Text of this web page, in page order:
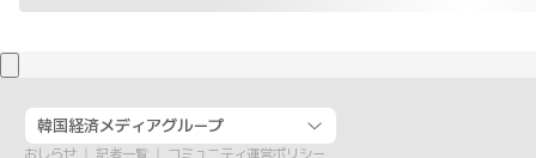
韓国経済メディアグループ